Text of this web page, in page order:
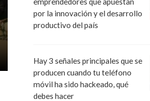
por la innovación y el desarrollo
productivo del país
Hay 3 señales principales que se
producen cuando tu teléfono
móvil ha sido hackeado, qué
debes hacer